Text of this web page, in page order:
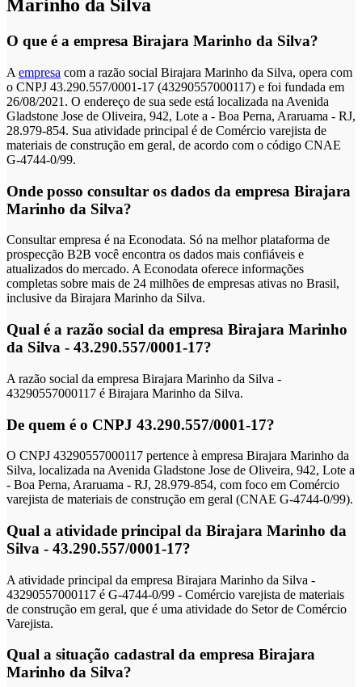
Marinho da Silva
O que é a empresa Birajara Marinho da Silva?
A empresa com a razão social Birajara Marinho da Silva, opera com
o CNPJ 43.290.557/0001-17 (43290557000117) e foi fundada em
26/08/2021. O endereço de sua sede está localizada na Avenida
Gladstone Jose de Oliveira, 942, Lote a - Boa Perna, Araruama - RJ,
28.979-854. Sua atividade principal é de Comércio varejista de
materiais de construção em geral, de acordo com o código CNAE
G-4744-0/99.
Onde posso consultar os dados da empresa Birajara
Marinho da Silva?
Consultar empresa é na Econodata. Só na melhor plataforma de
prospecção B2B você encontra os dados mais confiáveis e
atualizados do mercado. A Econodata oferece informações
completas sobre mais de 24 milhões de empresas ativas no Brasil,
inclusive da Birajara Marinho da Silva.
Qual é a razão social da empresa Birajara Marinho
da Silva - 43.290.557/0001-17?
A razão social da empresa Birajara Marinho da Silva -
43290557000117 é Birajara Marinho da Silva.
De quem é o CNPJ 43.290.557/0001-17?
O CNPJ 43290557000117 pertence à empresa Birajara Marinho da
Silva, localizada na Avenida Gladstone Jose de Oliveira, 942, Lote a
- Boa Perna, Araruama - RJ, 28.979-854, com foco em Comércio
varejista de materiais de construção em geral (CNAE G-4744-0/99).
Qual a atividade principal da Birajara Marinho da
Silva - 43.290.557/0001-17?
A atividade principal da empresa Birajara Marinho da Silva -
43290557000117 é G-4744-0/99 - Comércio varejista de materiais
de construção em geral, que é uma atividade do Setor de Comércio
Varejista.
Qual a situação cadastral da empresa Birajara
Marinho da Silva?